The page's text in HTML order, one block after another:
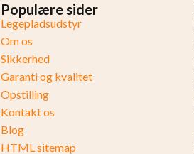
Populære sider
Legepladsudstyr
Om os
Sikkerhed
Garanti og kvalitet
Opstilling
Kontakt os
Blog
HTML sitemap